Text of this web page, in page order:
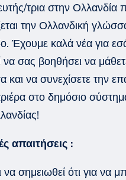
τρια στην Ολλανδία
την Ολλανδική
Έχουμε καλά νέα για
να σας βοηθήσει να
και να συνεχίσετε την
στο δημόσιο
απαιτήσεις :
να σημειωθεί ότι για να